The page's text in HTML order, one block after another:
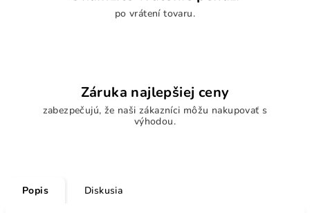
po vrátení tovaru.
Záruka najlepšiej ceny
zabezpečujú, že naši zákazníci môžu nakupovať s
výhodou.
Popis Diskusia